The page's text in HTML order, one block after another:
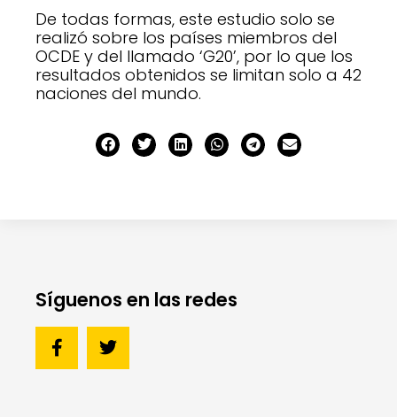
De todas formas, este estudio solo se
realizó sobre los países miembros del
OCDE y del llamado ‘G20’, por lo que los
resultados obtenidos se limitan solo a 42
naciones del mundo.
Síguenos en las redes